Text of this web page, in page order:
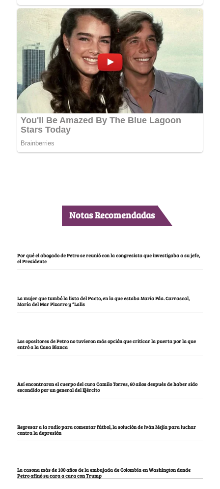
Notas Recomendadas
Por qué el abogado de Petro se reunió con la congresista que investigaba a su jefe,
el Presidente
La mujer que tumbó la lista del Pacto, en la que estaba María Fda. Carrascal,
María del Mar Pizarro y “Lalis
Los opositores de Petro no tuvieron más opción que criticar la puerta por la que
entró a la Casa Blanca
Así encontraron el cuerpo del cura Camilo Torres, 60 años después de haber sido
escondido por un general del Ejército
Regresar a la radio para comentar fútbol, la solución de Iván Mejía para luchar
contra la depresión
La casona más de 100 años de la embajada de Colombia en Washington donde
Petro afinó su cara a cara con Trump